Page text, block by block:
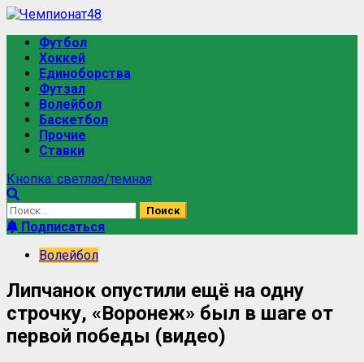
Футбол
Хоккей
Единоборства
Футзал
Волейбол
Баскетбол
Прочие
Ставки
Кнопка: светлая/темная
Подписаться
Волейбол
Липчанок опустили ещё на одну
строчку, «Воронеж» был в шаге от
первой победы (видео)